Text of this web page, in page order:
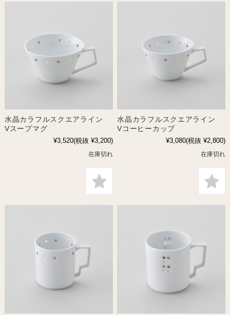
水晶カラフルスクエアライン
Vスープマグ
¥3,520(税抜 ¥3,200)
在庫切れ
水晶カラフルスクエアライン
Vコーヒーカップ
¥3,080(税抜 ¥2,800)
在庫切れ